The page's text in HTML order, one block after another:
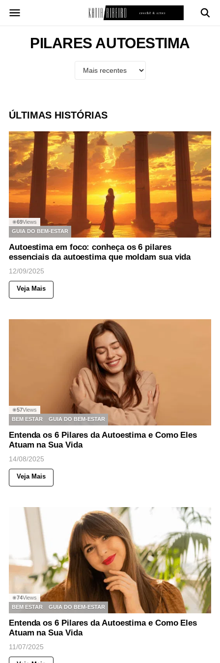
para
conteúdoPILARES AUTOESTIMA
ÚLTIMAS HISTÓRIAS
◉69Views
GUIA DO BEM-ESTAR
Autoestima em foco: conheça os 6 pilares
essenciais da autoestima que moldam sua vida
12/09/2025
Veja Mais
◉57Views
BEM ESTAR
GUIA DO BEM-ESTAR
Entenda os 6 Pilares da Autoestima e Como Eles
Atuam na Sua Vida
14/08/2025
Veja Mais
◉74Views
BEM ESTAR
GUIA DO BEM-ESTAR
Entenda os 6 Pilares da Autoestima e Como Eles
Atuam na Sua Vida
11/07/2025